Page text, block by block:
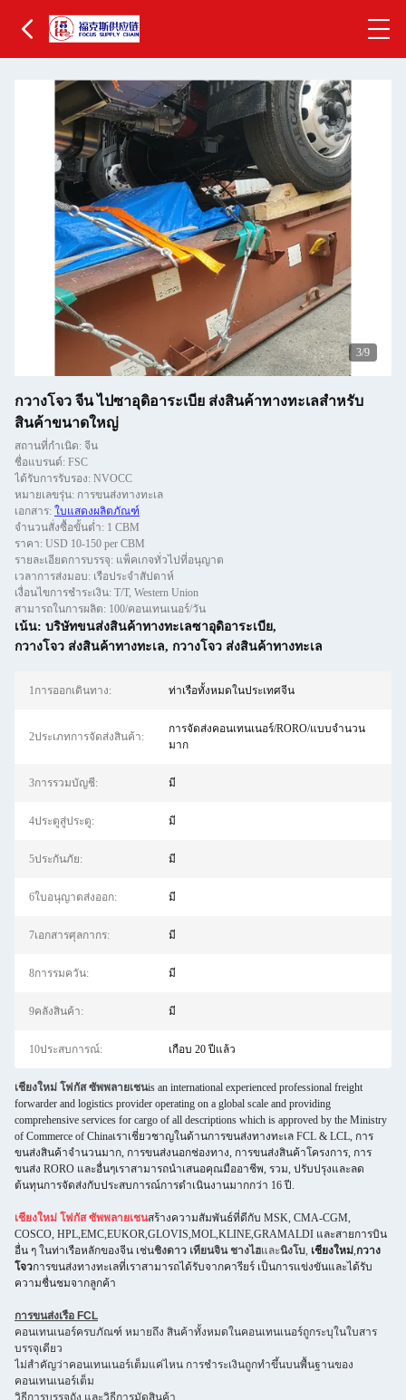
4/9
กวางโจว จีน ไปซาอุดิอาระเบีย ส่งสินค้าทางทะเลสําหรับ
สินค้าขนาดใหญ่
สถานที่กำเนิด: จีน
ชื่อแบรนด์: FSC
ได้รับการรับรอง: NVOCC
หมายเลขรุ่น: การขนส่งทางทะเล
เอกสาร: ใบแสดงผลิตภัณฑ์
จำนวนสั่งซื้อขั้นต่ำ: 1 CBM
ราคา: USD 10-150 per CBM
รายละเอียดการบรรจุ: แพ็คเกจทั่วไปที่อนุญาต
เวลาการส่งมอบ: เรือประจำสัปดาห์
เงื่อนไขการชำระเงิน: T/T, Western Union
สามารถในการผลิต: 100/คอนเทนเนอร์/วัน
เน้น: บริษัทขนส่งสินค้าทางทะเลซาอุดิอาระเบีย,
กวางโจว ส่งสินค้าทางทะเล, กวางโจว ส่งสินค้าทางทะเล
1การออกเดินทาง: ท่าเรือทั้งหมดในประเทศจีน
2ประเภทการจัดส่งสินค้า:
การจัดส่งคอนเทนเนอร์/RORO/แบบจำนวน
มาก
3การรวมบัญชี: มี
4ประตูสู่ประตู: มี
5ประกันภัย: มี
6ใบอนุญาตส่งออก: มี
7เอกสารศุลกากร: มี
8การรมควัน: มี
9คลังสินค้า: มี
10ประสบการณ์: เกือบ 20 ปีแล้ว
เชียงใหม่ โฟกัส ซัพพลายเชนis an international experienced professional freight
forwarder and logistics provider operating on a global scale and providing
comprehensive services for cargo of all descriptions which is approved by the Ministry
of Commerce of Chinaเราเชี่ยวชาญในด้านการขนส่งทางทะเล FCL & LCL, การ
ขนส่งสินค้าจํานวนมาก, การขนส่งนอกช่องทาง, การขนส่งสินค้าโครงการ, การ
ขนส่ง RORO และอื่นๆเราสามารถนําเสนอคุณมืออาชีพ, รวม, ปรับปรุงและลด
ต้นทุนการจัดส่งกับประสบการณ์การดําเนินงานมากกว่า 16 ปี.
เชียงใหม่ โฟกัส ซัพพลายเชนสร้างความสัมพันธ์ที่ดีกับ MSK, CMA-CGM,
COSCO, HPL,EMC,EUKOR,GLOVIS,MOL,KLINE,GRAMALDI และสายการบิน
อื่น ๆ ในท่าเรือหลักของจีน เช่นชิงดาว เทียนจิน ชางไฮและนิงโบ, เชียงใหม่,กวาง
โจวการขนส่งทางทะเลที่เราสามารถได้รับจากคารียร์ เป็นการแข่งขันและได้รับ
ความชื่นชมจากลูกค้า
การขนส่งเรือ FCL
คอนเทนเนอร์ครบภัณฑ์ หมายถึง สินค้าทั้งหมดในคอนเทนเนอร์ถูกระบุในใบสาร
บรรจุเดียว
ไม่สําคัญว่าคอนเทนเนอร์เต็มแค่ไหน การชําระเงินถูกทําขึ้นบนพื้นฐานของ
คอนเทนเนอร์เต็ม
วิธีการบรรจุถัง และวิธีการมัดสินค้า